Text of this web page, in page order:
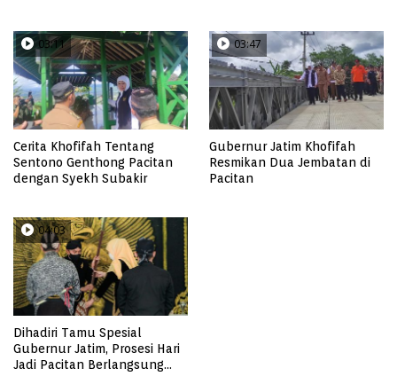
03:11
Cerita Khofifah Tentang
Sentono Genthong Pacitan
dengan Syekh Subakir
03:47
Gubernur Jatim Khofifah
Resmikan Dua Jembatan di
Pacitan
04:03
Dihadiri Tamu Spesial
Gubernur Jatim, Prosesi Hari
Jadi Pacitan Berlangsung